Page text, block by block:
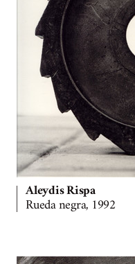
Aleydis Rispa
Rueda negra, 1992